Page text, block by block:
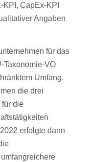
CapEx-KPI
Angaben
für das
Taxonomie-VO
Umfang.
die drei
die
erfolgte dann